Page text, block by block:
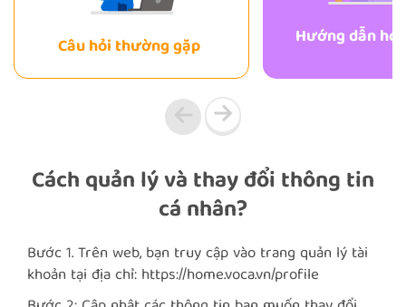
Câu hỏi thường gặp Hướng dẫn
Cách quản lý và thay đổi thông tin
cá nhân?
Bước 1. Trên web, bạn truy cập vào trang quản lý tài
khoản tại địa chỉ: https://home.voca.vn/profile